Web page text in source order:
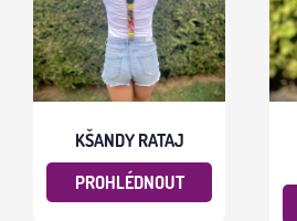
KŠANDY RATAJ
PROHLÉDNOUT